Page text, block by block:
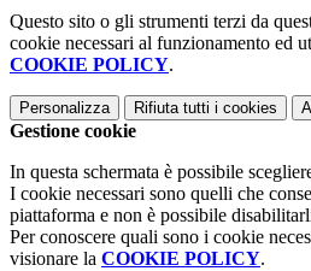
Questo sito o gli strumenti terzi da
cookie necessari al funzionamento ed
COOKIE POLICY.
Personalizza Rifiuta tutti i cookies
Gestione cookie
In questa schermata è possibile
I cookie necessari sono quelli che
piattaforma e non è possibile
Per conoscere quali sono i cookie
visionare la COOKIE POLICY.